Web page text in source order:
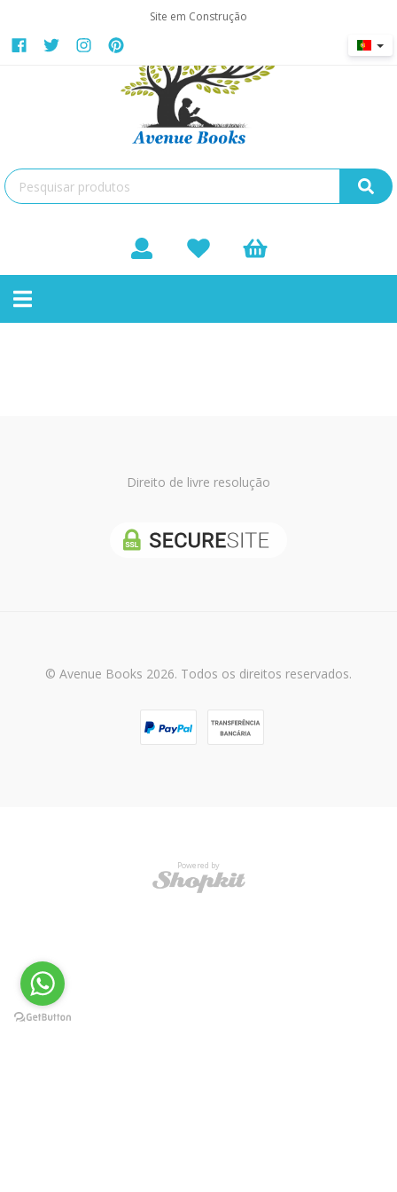
Site em Construção
Toggle
navigation
Poemas e Rimas
Direito de livre resolução
© Avenue Books 2026. Todos os direitos reservados.
Powered by